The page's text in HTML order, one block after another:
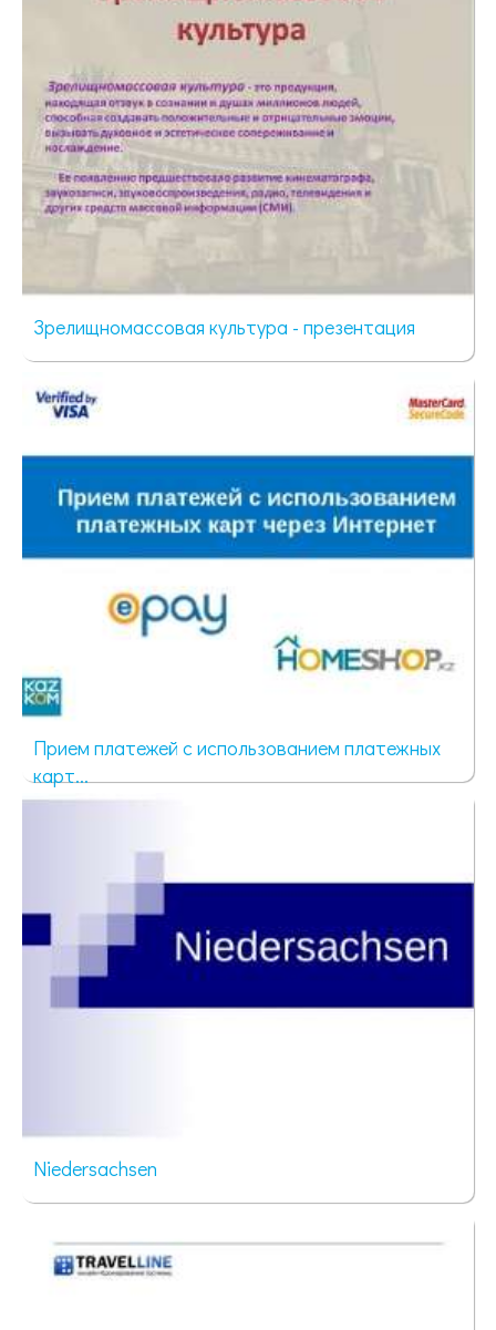
Зрелищномассовая культура - презентация
1029 просмотров
Прием платежей с использованием платежных
карт...
Niedersachsen